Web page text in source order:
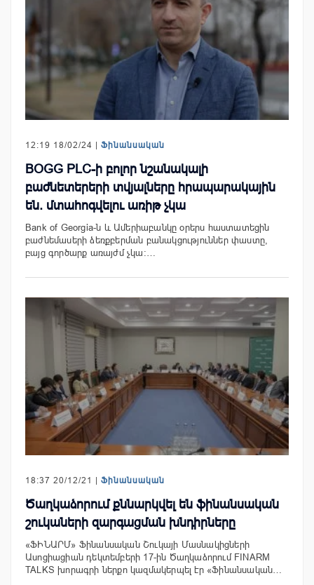
12:19 18/02/24 | Ֆինանսական
BOGG PLC-ի բոլոր նշանակալի
բաժնետերերի տվյալները հրապարակային
են. մտահոգվելու առիթ չկա
Bank of Georgia-ն և Ամերիաբանկը օրերս հաստատեցին
բաժնեմասերի ձեռքբերման բանակցություններ փաստը,
բայց գործարք առայժմ չկա։…
18:37 20/12/21 | Ֆինանսական
Ծաղկաձորում քննարկվել են ֆինանսական
շուկաների զարգացման խնդիրները
«ՖԻՆԱՐՄ» Ֆինանսական Շուկայի Մասնակիցների
Ասոցիացիան դեկտեմբերի 17-ին Ծաղկաձորում FINARM
TALKS խորագրի ներքո կազմակերպել էր «Ֆինանսական…